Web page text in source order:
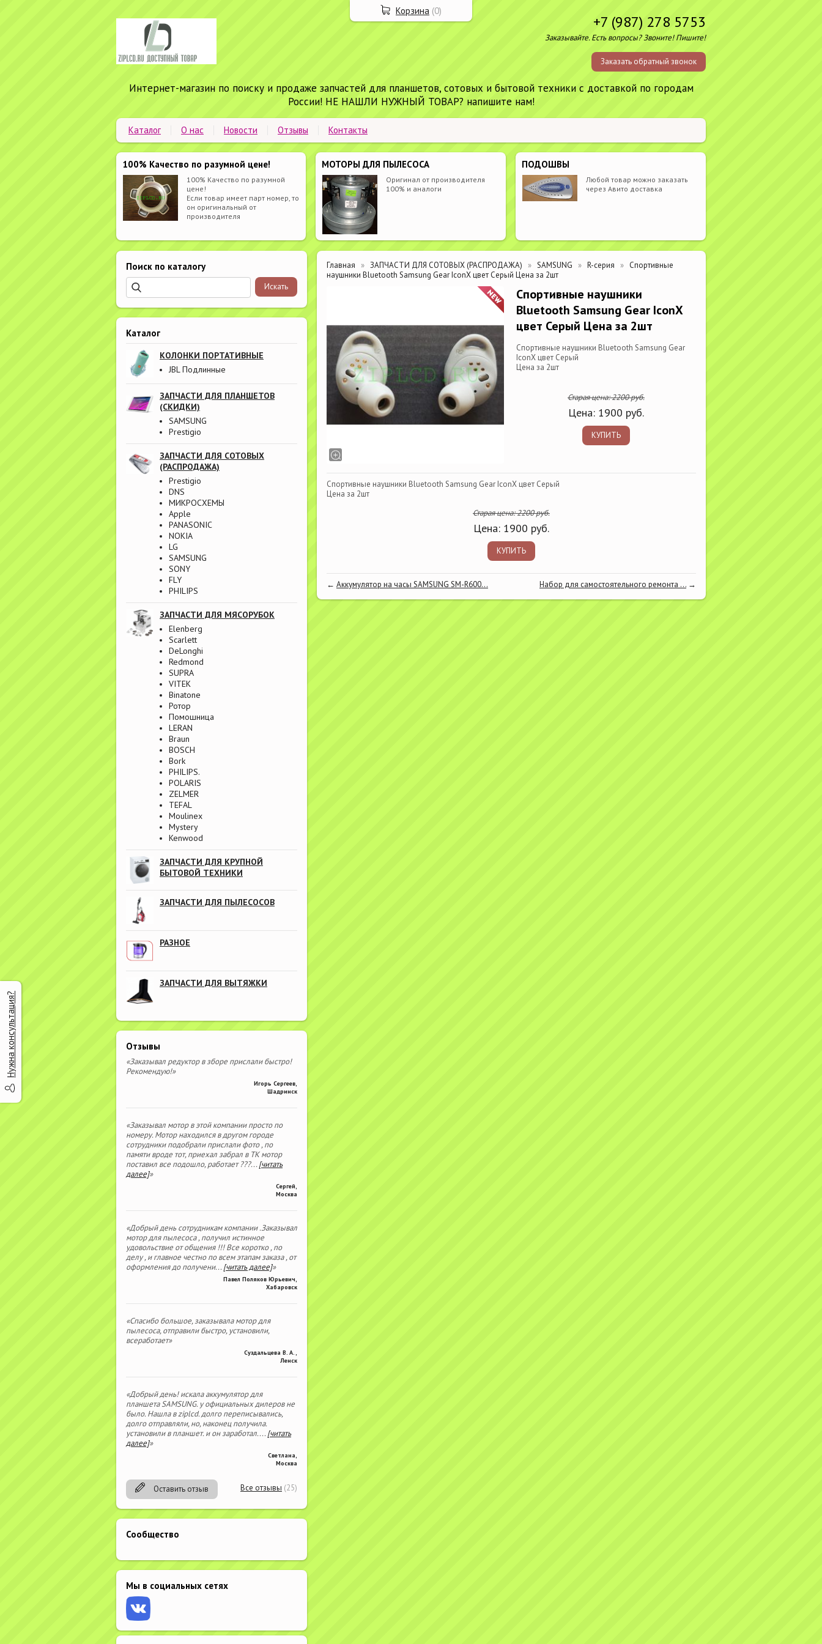
+7 (987) 278 5753
Заказывайте. Есть вопросы? Звоните! Пишите!
Заказать обратный звонок
Интернет-магазин по поиску и продаже запчастей для планшетов, сотовых и бытовой техники с доставкой по городам
России! НЕ НАШЛИ НУЖНЫЙ ТОВАР? напишите нам!
Каталог О нас Новости Отзывы Контакты
100% Качество по разумной цене!
100% Качество по разумной
цене!
Если товар имеет парт номер, то
он оригинальный от
производителя
МОТОРЫ ДЛЯ ПЫЛЕСОСА
Оригинал от производителя
100% и аналоги
ПОДОШВЫ
Любой товар можно заказать
через Авито доставка
Поиск по каталогу
Каталог
КОЛОНКИ ПОРТАТИВНЫЕ
JBL Подлинные
ЗАПЧАСТИ ДЛЯ ПЛАНШЕТОВ
(СКИДКИ)
SAMSUNG
Prestigio
ЗАПЧАСТИ ДЛЯ СОТОВЫХ
(РАСПРОДАЖА)
Prestigio
DNS
МИКРОСХЕМЫ
Apple
PANASONIC
NOKIA
LG
SAMSUNG
SONY
FLY
PHILIPS
ЗАПЧАСТИ ДЛЯ МЯСОРУБОК
Elenberg
Scarlett
DeLonghi
Redmond
SUPRA
VITEK
Binatone
Ротор
Помошница
LERAN
Braun
BOSCH
Bork
PHILIPS.
POLARIS
ZELMER
TEFAL
Moulinex
Mystery
Kenwood
ЗАПЧАСТИ ДЛЯ КРУПНОЙ
БЫТОВОЙ ТЕХНИКИ
ЗАПЧАСТИ ДЛЯ ПЫЛЕСОСОВ
РАЗНОЕ
ЗАПЧАСТИ ДЛЯ ВЫТЯЖКИ
Отзывы
«Заказывал редуктор в зборе прислали быстро!
Рекомендую!»
Игорь Сергеев
Шадринск
«Заказывал мотор в этой компании просто по
номеру. Мотор находился в другом городе
сотрудники подобрали прислали фото , по
памяти вроде тот, приехал забрал в ТК мотор
поставил все подошло, работает ???...[читать
далее]»
Сергей
Москва
«Добрый день сотрудникам компании .Заказывал
мотор для пылесоса , получил истинное
удовольствие от общения !!! Все коротко , по
делу , и главное честно по всем этапам заказа , от
оформления до получени...[читать далее]»
Павел Поляков Юрьевич
Хабаровск
«Спасибо большое, заказывала мотор для
пылесоса, отправили быстро, установили,
всеработает»
Суздальцева В. А.
Ленск
«Добрый день! искала аккумулятор для
планшета SAMSUNG. у официальных дилеров не
было. Нашла в ziplcd. долго переписывались,
долго отправляли, но, наконец получила.
установили в планшет. и он заработал....[читать
далее]»
Светлана
Москва
Оставить отзыв Все отзывы (25)
Сообщество
Мы в социальных сетях
Главная ЗАПЧАСТИ ДЛЯ СОТОВЫХ (РАСПРОДАЖА) SAMSUNG R-серия
Спортивные
наушники Bluetooth Samsung Gear IconX цвет Серый Цена за 2шт
Спортивные наушники
Bluetooth Samsung Gear IconX
цвет Серый Цена за 2шт
Спортивные наушники Bluetooth Samsung Gear
IconX цвет Серый
Цена за 2шт
Старая цена:2200руб.
Цена: 1900 руб.
КУПИТЬ
Спортивные наушники Bluetooth Samsung Gear IconX цвет Серый
Цена за 2шт
Старая цена:2200руб.
Цена: 1900 руб.
КУПИТЬ
← Аккумулятор на часы SAMSUNG SM-R600... Набор для самостоятельного ремонта ... →
Нужна консультация?
Корзина (0)